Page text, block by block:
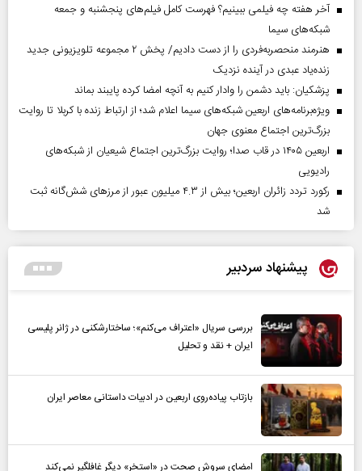
آخر هفته چه فیلمی ببینیم؟ فهرست کامل فیلم‌های پنجشنبه و جمعه
شبکه‌های سیما
هنرمند منحصر‌به‌فردی را از دست دادیم/ پخش ۲ مجموعه تلویزیونی جدید
زنده‌یاد عبدی در آینده نزدیک
پزشکیان: باید دشمن را وادار کنیم به آنچه امضا کرده پایبند بماند
ویژه‌برنامه‌های اربعین شبکه‌های سیما اعلام شد؛ از ارتباط زنده با کربلا تا روایت
بزرگ‌ترین اجتماع معنوی جهان
اربعین ۱۴۰۵ در قاب صدا؛ روایت بزرگ‌ترین اجتماع شیعیان از شبکه‌های
رادیویی
رکورد تردد زائران اربعین؛ بیش از ۴.۳ میلیون عبور از مرزهای شش‌گانه ثبت
شد
پیشنهاد سردبیر
بررسی سریال «اعتراف می‌کنم»؛ ساختارشکنی در ژانر پلیسی
ایران + نقد و تحلیل
بازتاب پیاده‌روی اربعین در ادبیات داستانی معاصر ایران
امضای سروش صحت در «استخر» دیگر غافلگیر نمی‌کند